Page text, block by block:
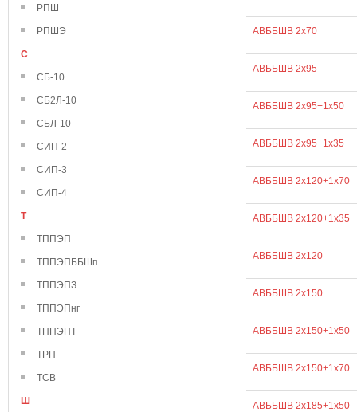
РПШ
РПШЭ
С
СБ-10
СБ2Л-10
СБЛ-10
СИП-2
СИП-3
СИП-4
Т
ТППЭП
ТППЭПББШп
ТППЭПЗ
ТППЭПнг
ТППЭПТ
ТРП
ТСВ
Ш
АВББШВ 2х70
АВББШВ 2х95
АВББШВ 2х95+1х50
АВББШВ 2х95+1х35
АВББШВ 2х120+1х70
АВББШВ 2х120+1х35
АВББШВ 2х120
АВББШВ 2х150
АВББШВ 2х150+1х50
АВББШВ 2х150+1х70
АВББШВ 2х185+1х50